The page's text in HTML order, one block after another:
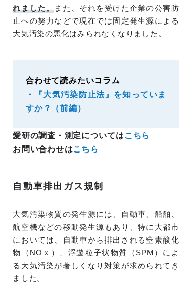
れました。また、それを受けた企業の公害防
止への努力などで現在では固定発生源による
大気汚染の悪化はみられなくなりました。
合わせて読みたいコラム
・『大気汚染防止法』を知っていま
すか？（前編）
愛研の調査・測定については こちら
お問い合わせはこちら
自動車排出ガス規制
大気汚染物質の発生源には、自動車、船舶、
航空機などの移動発生源もあり、特に大都市
においては、自動車から排出される窒素酸化
物（NOｘ）、浮遊粒子状物質（SPM）によ
る大気汚染が著しくなり対策が求められてき
ました。